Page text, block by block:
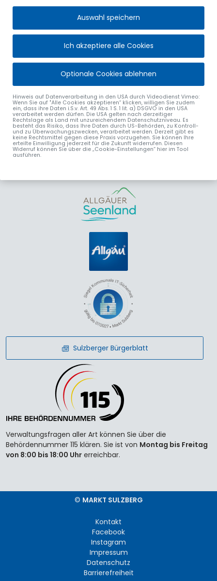
MARKT SULZBERG
Rathausplatz 4
87477 Sulzberg
Tel.08376 9201-0
Fax. 08376 9201-40
info@sulzberg
ÖFFNUNGSZEITEN
Montag bis Freitag:
08:00 – 12:00 Uhr
Montag:
15:00 – 17:00 Uhr
Sulzberger Bürgerblatt
Verwaltungsfragen aller Art können Sie über die
Behördennummer 115 klären. Sie ist von Montag bis Freitag
von 8:00 bis 18:00 Uhr erreichbar.
Auswahl speichern
Ich akzeptiere alle Cookies
Optionale Cookies ablehnen
Hinweis auf Datenverarbeitung in den USA durch Videodienst Vimeo:
Wenn Sie auf "Alle Cookies akzeptieren“ klicken, willigen Sie zudem
ein, dass ihre Daten i.S.v. Art. 49 Abs. 1 S. 1 lit. a) DSGVO in den USA
verarbeitet werden dürfen. Die USA gelten nach derzeitiger
Rechtslage als Land mit unzureichendem Datenschutzniveau. Es
besteht das Risiko, dass Ihre Daten durch US-Behörden, zu Kontroll-
und zu Überwachungszwecken, verarbeitet werden. Derzeit gibt es
keine Rechtsmittel gegen diese Praxis vorzugehen. Sie können Ihre
erteilte Einwilligung jederzeit für die Zukunft widerrufen. Diesen
Widerruf können Sie über die „Cookie-Einstellungen“ hier im Tool
ausführen.
© MARKT SULZBERG
Kontakt
Facebook
Instagram
Impressum
Datenschutz
Barrierefreiheit